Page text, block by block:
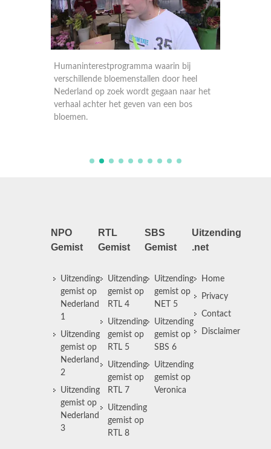
Humaninterestprogramma waarin bij
verschillende bloemenstallen door heel
Nederland op zoek wordt gegaan naar het
verhaal achter het geven van een bos
bloemen.
NPO
Gemist
Uitzending
gemist op
Nederland
1
Uitzending
gemist op
Nederland
2
Uitzending
gemist op
Nederland
3
RTL
Gemist
Uitzending
gemist op
RTL 4
Uitzending
gemist op
RTL 5
Uitzending
gemist op
RTL 7
Uitzending
gemist op
RTL 8
SBS
Gemist
Uitzending
gemist op
NET 5
Uitzending
gemist op
SBS 6
Uitzending
gemist op
Veronica
Uitzending
.net
Home
Privacy
Contact
Disclaimer